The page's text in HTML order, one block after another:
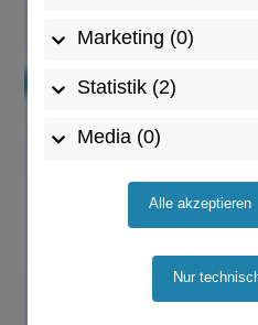
Marketing (0)
Statistik (2)
Media (0)
Alle akzeptieren
Nur